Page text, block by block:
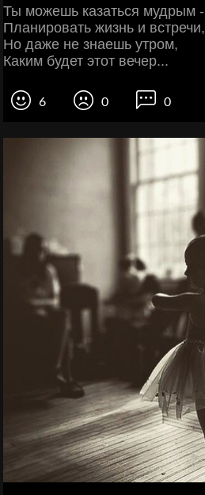
Ты можешь казаться мудрым -
Планировать жизнь и встречи,
Но даже не знаешь утром,
Каким будет этот вечер...
6 0 0